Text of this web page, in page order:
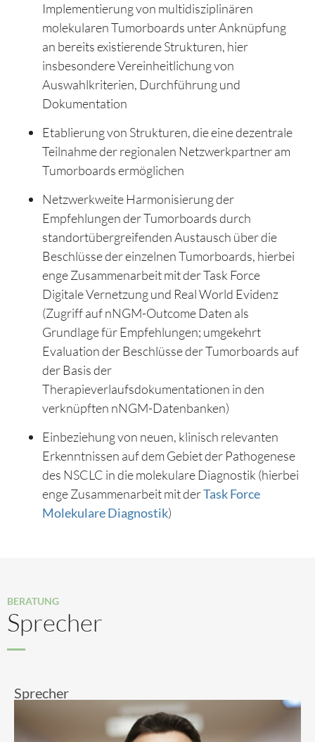
Implementierung von multidisziplinären
molekularen Tumorboards unter Anknüpfung
an bereits existierende Strukturen, hier
insbesondere Vereinheitlichung von
Auswahlkriterien, Durchführung und
Dokumentation
Etablierung von Strukturen, die eine dezentrale
Teilnahme der regionalen Netzwerkpartner am
Tumorboards ermöglichen
Netzwerkweite Harmonisierung der
Empfehlungen der Tumorboards durch
standortübergreifenden Austausch über die
Beschlüsse der einzelnen Tumorboards, hierbei
enge Zusammenarbeit mit der Task Force
Digitale Vernetzung und Real World Evidenz
(Zugriff auf nNGM-Outcome Daten als
Grundlage für Empfehlungen; umgekehrt
Evaluation der Beschlüsse der Tumorboards auf
der Basis der
Therapieverlaufsdokumentationen in den
verknüpften nNGM-Datenbanken)
Einbeziehung von neuen, klinisch relevanten
Erkenntnissen auf dem Gebiet der Pathogenese
des NSCLC in die molekulare Diagnostik (hierbei
enge Zusammenarbeit mit derTask Force
Molekulare Diagnostik)
BERATUNG
Sprecher
Sprecher